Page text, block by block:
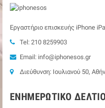
Εργαστήριο επισκευής iPhone
Tel: 210 8259903
Email: info@iphonesos.gr
Διεύθυνση: Ιουλιανού 50,
ΕΝΗΜΕΡΩΤΙΚΌ